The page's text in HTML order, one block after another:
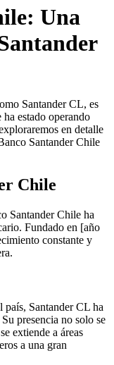
Una
Santander CL, es
estado operando
en detalle
Santander Chile
Chile
Santander Chile ha
Fundado en [año
constante y
país, Santander CL ha
presencia no solo se
extiende a áreas
a una gran